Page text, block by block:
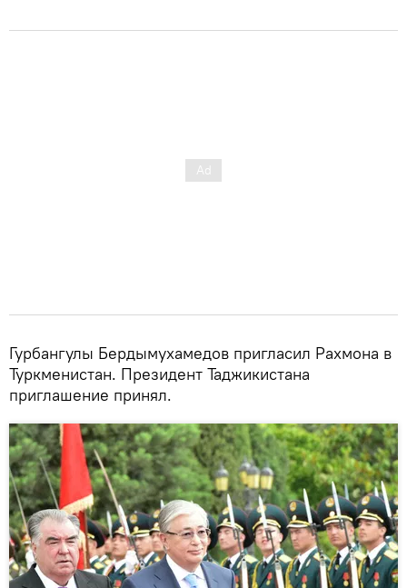
Гурбангулы Бердымухамедов пригласил Рахмона в
Туркменистан. Президент Таджикистана
приглашение принял.